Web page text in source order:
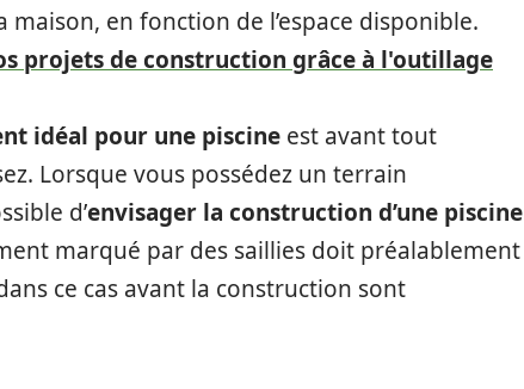
en fonction de l’espace disponible.
projets de construction grâce à l'outillage
idéal pour une piscine est avant tout
Lorsque vous possédez un terrain
d’envisager la construction d’une piscine
marqué par des saillies doit préalablement
ce cas avant la construction sont